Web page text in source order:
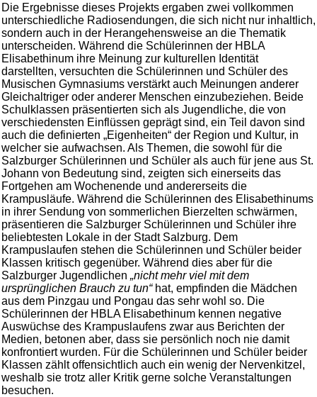
Die Ergebnisse dieses Projekts ergaben zwei vollkommen
unterschiedliche Radiosendungen, die sich nicht nur inhaltlich,
sondern auch in der Herangehensweise an die Thematik
unterscheiden. Während die Schülerinnen der HBLA
Elisabethinum ihre Meinung zur kulturellen Identität
darstellten, versuchten die Schülerinnen und Schüler des
Musischen Gymnasiums verstärkt auch Meinungen anderer
Gleichaltriger oder anderer Menschen einzubeziehen. Beide
Schulklassen präsentierten sich als Jugendliche, die von
verschiedensten Einflüssen geprägt sind, ein Teil davon sind
auch die definierten „Eigenheiten“ der Region und Kultur, in
welcher sie aufwachsen. Als Themen, die sowohl für die
Salzburger Schülerinnen und Schüler als auch für jene aus St.
Johann von Bedeutung sind, zeigten sich einerseits das
Fortgehen am Wochenende und andererseits die
Krampusläufe. Während die Schülerinnen des Elisabethinums
in ihrer Sendung von sommerlichen Bierzelten schwärmen,
präsentieren die Salzburger Schülerinnen und Schüler ihre
beliebtesten Lokale in der Stadt Salzburg. Dem
Krampuslaufen stehen die Schülerinnen und Schüler beider
Klassen kritisch gegenüber. Während dies aber für die
Salzburger Jugendlichen „nicht mehr viel mit dem
ursprünglichen Brauch zu tun“hat, empfinden die Mädchen
aus dem Pinzgau und Pongau das sehr wohl so. Die
Schülerinnen der HBLA Elisabethinum kennen negative
Auswüchse des Krampuslaufens zwar aus Berichten der
Medien, betonen aber, dass sie persönlich noch nie damit
konfrontiert wurden. Für die Schülerinnen und Schüler beider
Klassen zählt offensichtlich auch ein wenig der Nervenkitzel,
weshalb sie trotz aller Kritik gerne solche Veranstaltungen
besuchen.